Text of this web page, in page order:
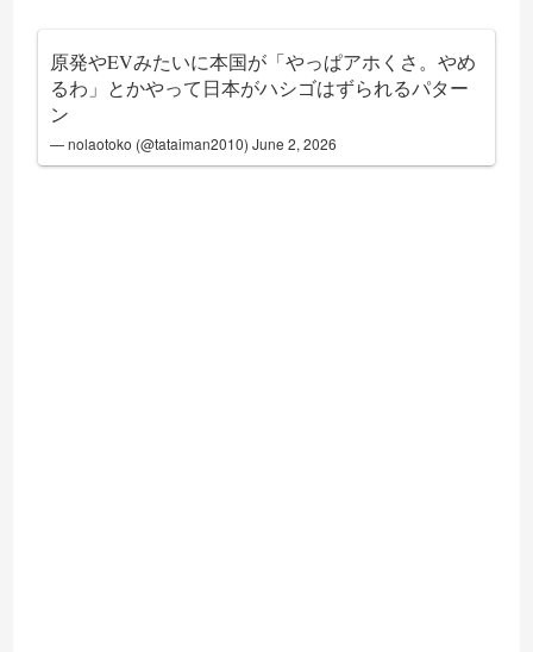
原発やEVみたいに本国が「やっぱアホくさ。やめ
るわ」とかやって日本がハシゴはずられるパター
ン
— nolaotoko (@tataiman2010)June 2, 2026